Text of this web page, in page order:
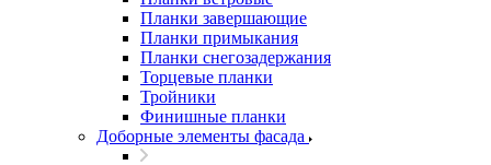
Планки завершающие
Планки примыкания
Планки снегозадержания
Торцевые планки
Тройники
Финишные планки
Доборные элементы фасада